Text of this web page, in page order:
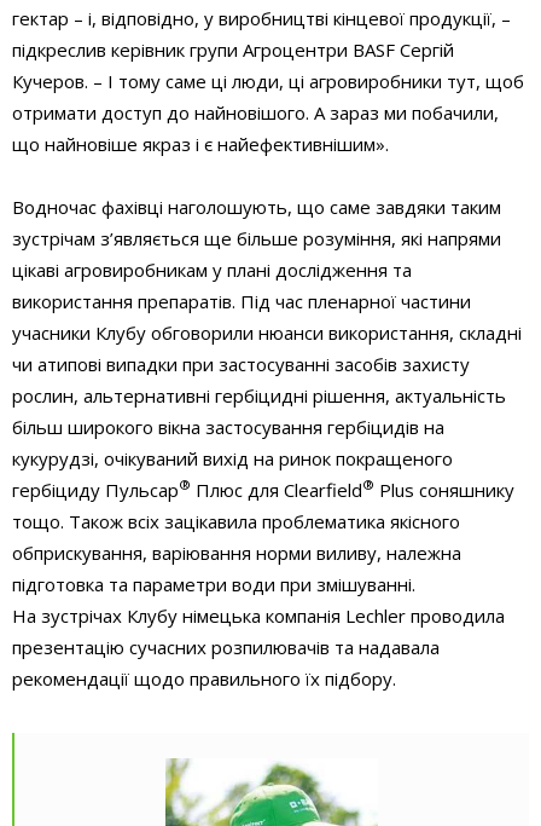
гектар – і, відповідно, у виробництві кінцевої продукції, –
підкреслив керівник групи Агроцентри BASF Сергій
Кучеров. – І тому саме ці люди, ці агровиробники тут, щоб
отримати доступ до найновішого. А зараз ми побачили,
що найновіше якраз і є найефективнішим».
Водночас фахівці наголошують, що саме завдяки таким
зустрічам з’являється ще більше розуміння, які напрями
цікаві агровиробникам у плані дослідження та
використання препаратів. Під час пленарної частини
учасники Клубу обговорили нюанси використання, складні
чи атипові випадки при застосуванні засобів захисту
рослин, альтернативні гербіцидні рішення, актуальність
більш широкого вікна застосування гербіцидів на
кукурудзі, очікуваний вихід на ринок покращеного
гербіциду Пульсар® Плюс для Clearfield® Plus соняшнику
тощо. Також всіх зацікавила проблематика якісного
обприскування, варіювання норми виливу, належна
підготовка та параметри води при змішуванні.
На зустрічах Клубу німецька компанія Lechler проводила
презентацію сучасних розпилювачів та надавала
рекомендації щодо правильного їх підбору.